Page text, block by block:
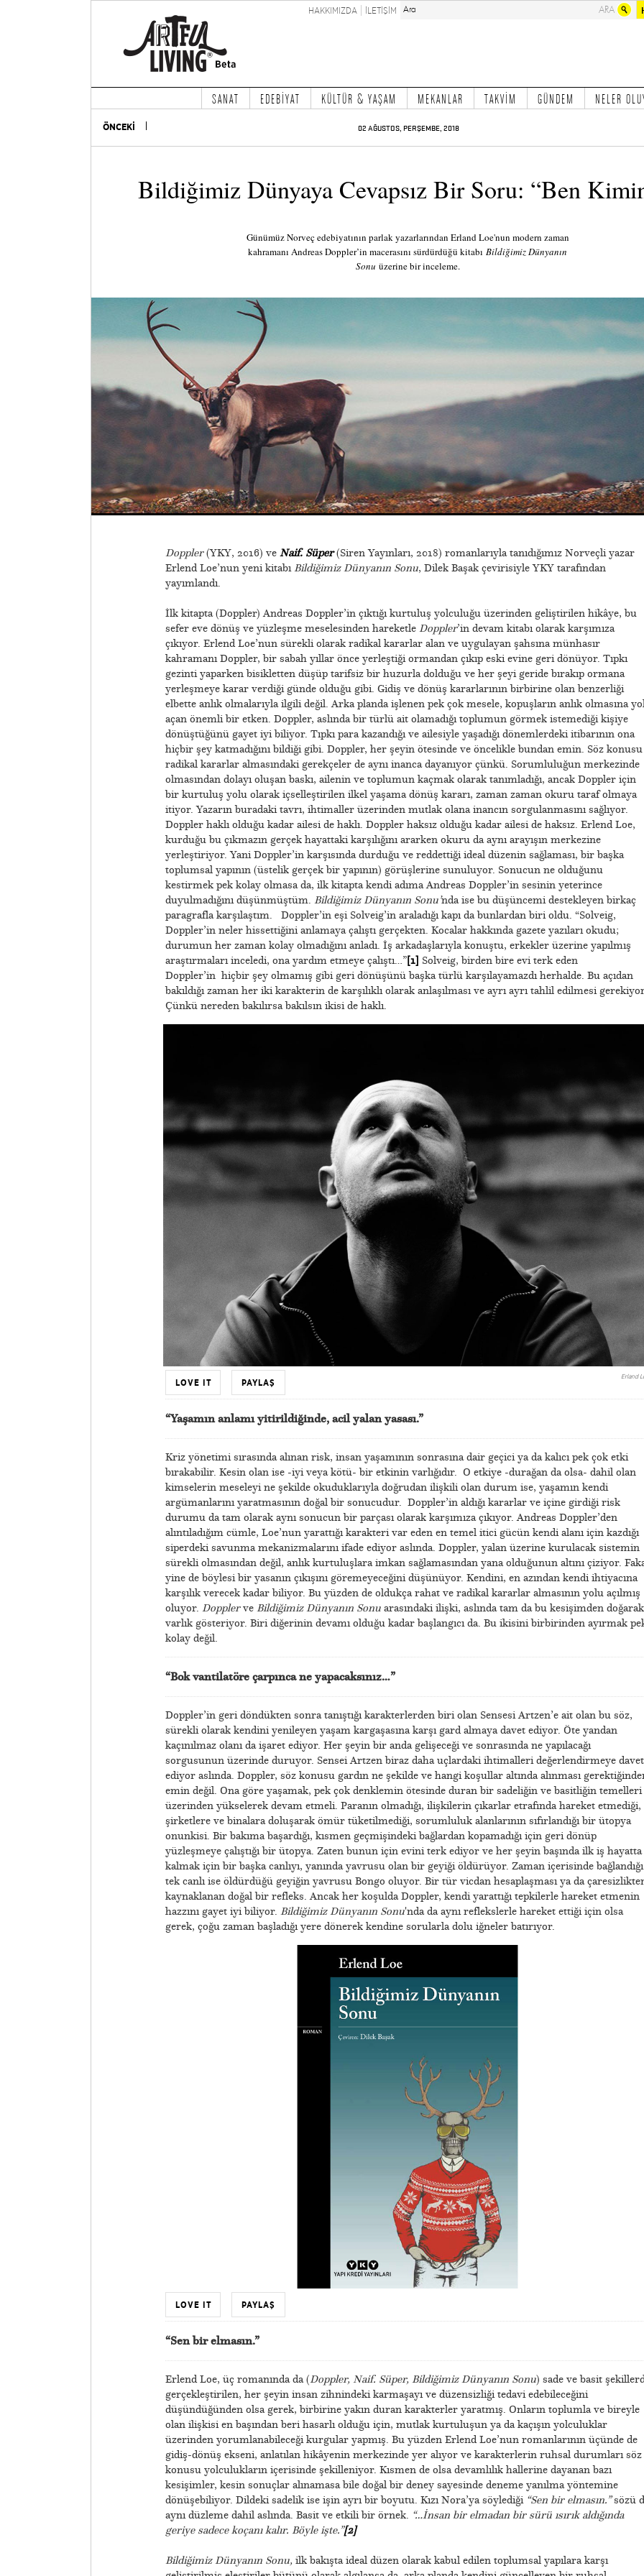
HAKKIMIZDA İLETİŞİM
SANAT EDEBİYAT KÜLTÜR & YAŞAM MEKANLAR TAKVİM GÜNDEM NELER
ÖNCEKİ 02 AĞUSTOS, PERŞEMBE, 2018
Bildiğimiz Dünyaya Cevapsız Bir Soru: “Ben
Günümüz Norveç edebiyatının parlak yazarlarından Erland Loe'nun modern zaman
kahramanı Andreas Doppler’in macerasını sürdürdüğü kitabı Bildiğimiz Dünyanın
Sonu üzerine bir inceleme.
Doppler(YKY, 2016) ve Naif. Süper (Siren Yayınları, 2018) romanlarıyla tanıdığımız Norveçli yazar
Erlend Loe’nun yeni kitabıBildiğimiz Dünyanın Sonu, Dilek Başak çevirisiyle YKY tarafından
yayımlandı.
​İlk kitapta (Doppler) Andreas Doppler’in çıktığı kurtuluş yolculuğu üzerinden geliştirilen hikâye, bu
sefer eve dönüş ve yüzleşme meselesinden hareketle Doppler’in devam kitabı olarak karşımıza
çıkıyor. Erlend Loe’nun sürekli olarak radikal kararlar alan ve uygulayan şahsına münhasır
kahramanı Doppler, bir sabah yıllar önce yerleştiği ormandan çıkıp eski evine geri dönüyor. Tıpkı
gezinti yaparken bisikletten düşüp tarifsiz bir huzurla dolduğu ve her şeyi geride bırakıp ormana
yerleşmeye karar verdiği günde olduğu gibi. Gidiş ve dönüş kararlarının birbirine olan benzerliği
elbette anlık olmalarıyla ilgili değil. Arka planda işlenen pek çok mesele, kopuşların anlık olmasına
açan önemli bir etken. Doppler, aslında bir türlü ait olamadığı toplumun görmek istemediği kişiye
dönüştüğünü gayet iyi biliyor. Tıpkı para kazandığı ve ailesiyle yaşadığı dönemlerdeki itibarının ona
hiçbir şey katmadığını bildiği gibi. Doppler, her şeyin ötesinde ve öncelikle bundan emin. Söz konusu
radikal kararlar almasındaki gerekçeler de aynı inanca dayanıyor çünkü. Sorumluluğun merkezinde
olmasından dolayı oluşan baskı, ailenin ve toplumun kaçmak olarak tanımladığı, ancak Doppler için
bir kurtuluş yolu olarak içselleştirilen ilkel yaşama dönüş kararı, zaman zaman okuru taraf olmaya
itiyor. Yazarın buradaki tavrı, ihtimaller üzerinden mutlak olana inancın sorgulanmasını sağlıyor.
Doppler haklı olduğu kadar ailesi de haklı. Doppler haksız olduğu kadar ailesi de haksız. Erlend Loe,
kurduğu bu çıkmazın gerçek hayattaki karşılığını ararken okuru da aynı arayışın merkezine
yerleştiriyor. Yani Doppler’in karşısında durduğu ve reddettiği ideal düzenin sağlaması, bir başka
toplumsal yapının (üstelik gerçek bir yapının) görüşlerine sunuluyor. Sonucun ne olduğunu
kestirmek pek kolay olmasa da, ilk kitapta kendi adıma Andreas Doppler’in sesinin yeterince
duyulmadığını düşünmüştüm. Bildiğimiz Dünyanın Sonu’nda ise bu düşüncemi destekleyen birkaç
paragrafla karşılaştım. Doppler’in eşi Solveig’in araladığı kapı da bunlardan biri oldu. “Solveig,
Doppler’in neler hissettiğini anlamaya çalıştı gerçekten. Kocalar hakkında gazete yazıları okudu;
durumun her zaman kolay olmadığını anladı. İş arkadaşlarıyla konuştu, erkekler üzerine yapılmış
araştırmaları inceledi, ona yardım etmeye çalıştı…”[1] Solveig, birden bire evi terk eden
Doppler’in hiçbir şey olmamış gibi geri dönüşünü başka türlü karşılayamazdı herhalde. Bu açıdan
bakıldığı zaman her iki karakterin de karşılıklı olarak anlaşılması ve ayrı ayrı tahlil edilmesi
Çünkü nereden bakılırsa bakılsın ikisi de haklı.
LOVE IT PAYLAŞ
Erland
“Yaşamın anlamı yitirildiğinde, acil yalan yasası.”
Kriz yönetimi sırasında alınan risk, insan yaşamının sonrasına dair geçici ya da kalıcı pek çok etki
bırakabilir. Kesin olan ise -iyi veya kötü- bir etkinin varlığıdır. O etkiye -durağan da olsa- dahil olan
kimselerin meseleyi ne şekilde okuduklarıyla doğrudan ilişkili olan durum ise, yaşamın kendi
argümanlarını yaratmasının doğal bir sonucudur. Doppler’in aldığı kararlar ve içine girdiği risk
durumu da tam olarak aynı sonucun bir parçası olarak karşımıza çıkıyor. Andreas Doppler’den
alıntıladığım cümle, Loe’nun yarattığı karakteri var eden en temel itici gücün kendi alanı için kazdığı
siperdeki savunma mekanizmalarını ifade ediyor aslında. Doppler, yalan üzerine kurulacak sistemin
sürekli olmasından değil, anlık kurtuluşlara imkan sağlamasından yana olduğunun altını çiziyor.
yine de böylesi bir yasanın çıkışını göremeyeceğini düşünüyor. Kendini, en azından kendi ihtiyacına
karşılık verecek kadar biliyor. Bu yüzden de oldukça rahat ve radikal kararlar almasının yolu açılmış
oluyor. Dopplerve Bildiğimiz Dünyanın Sonuarasındaki ilişki, aslında tam da bu kesişimden doğarak
varlık gösteriyor. Biri diğerinin devamı olduğu kadar başlangıcı da. Bu ikisini birbirinden ayırmak
kolay değil.
“Bok vantilatöre çarpınca ne yapacaksınız…”
Doppler’in geri döndükten sonra tanıştığı karakterlerden biri olan Sensesi Artzen’e ait olan bu söz,
sürekli olarak kendini yenileyen yaşam kargaşasına karşı gard almaya davet ediyor. Öte yandan
kaçınılmaz olanı da işaret ediyor. Her şeyin bir anda gelişeceği ve sonrasında ne yapılacağı
sorgusunun üzerinde duruyor. Sensei Artzen biraz daha uçlardaki ihtimalleri değerlendirmeye davet
ediyor aslında. Doppler, söz konusu gardın ne şekilde ve hangi koşullar altında alınması
emin değil. Ona göre yaşamak, pek çok denklemin ötesinde duran bir sadeliğin ve basitliğin temelleri
üzerinden yükselerek devam etmeli. Paranın olmadığı, ilişkilerin çıkarlar etrafında hareket etmediği,
şirketlere ve binalara doluşarak ömür tüketilmediği, sorumluluk alanlarının sıfırlandığı bir ütopya
onunkisi. Bir bakıma başardığı, kısmen geçmişindeki bağlardan kopamadığı için geri dönüp
yüzleşmeye çalıştığı bir ütopya. Zaten bunun için evini terk ediyor ve her şeyin başında ilk iş hayatta
kalmak için bir başka canlıyı, yanında yavrusu olan bir geyiği öldürüyor. Zaman içerisinde bağlandığı
tek canlı ise öldürdüğü geyiğin yavrusu Bongo oluyor. Bir tür vicdan hesaplaşması ya da
kaynaklanan doğal bir refleks. Ancak her koşulda Doppler, kendi yarattığı tepkilerle hareket etmenin
hazzını gayet iyi biliyor. Bildiğimiz Dünyanın Sonu'nda da aynı reflekslerle hareket ettiği için olsa
gerek, çoğu zaman başladığı yere dönerek kendine sorularla dolu iğneler batırıyor.
LOVE IT PAYLAŞ
“Sen bir elmasın.”
Erlend Loe, üç romanında da (Doppler, Naif. Süper, Bildiğimiz Dünyanın Sonu) sade ve basit
gerçekleştirilen, her şeyin insan zihnindeki karmaşayı ve düzensizliği tedavi edebileceğini
düşündüğünden olsa gerek, birbirine yakın duran karakterler yaratmış. Onların toplumla ve bireyle
olan ilişkisi en başından beri hasarlı olduğu için, mutlak kurtuluşun ya da kaçışın yolculuklar
üzerinden yorumlanabileceği kurgular yapmış. Bu yüzden Erlend Loe’nun romanlarının üçünde de
gidiş-dönüş ekseni, anlatılan hikâyenin merkezinde yer alıyor ve karakterlerin ruhsal durumları söz
konusu yolculukların içerisinde şekilleniyor. Kısmen de olsa devamlılık hallerine dayanan bazı
kesişimler, kesin sonuçlar alınamasa bile doğal bir deney sayesinde deneme yanılma yöntemine
dönüşebiliyor. Dildeki sadelik ise işin ayrı bir boyutu. Kızı Nora’ya söylediği “Sen bir elmasın.”sözü
aynı düzleme dahil aslında. Basit ve etkili bir örnek. “…İnsan bir elmadan bir sürü ısırık aldığında
geriye sadece koçanı kalır. Böyle işte.”[2]
Bildiğimiz Dünyanın Sonu, ilk bakışta ideal düzen olarak kabul edilen toplumsal yapılara karşı